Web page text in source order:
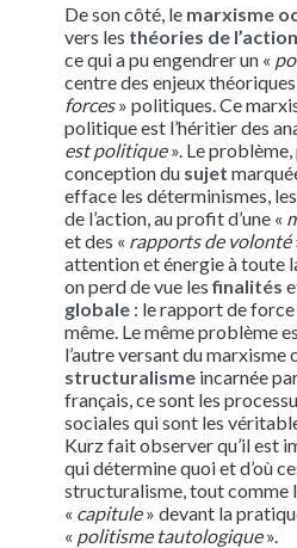
De son côté, le marxisme
vers les théories de l’action
ce qui a pu engendrer un «
centre des enjeux
forces» politiques. Ce
politique est l’héritier des
est politique». Le
conception du sujet
efface les déterminismes,
de l’action, au profit d’une «
et des « rapports de volonté
attention et énergie à toute
on perd de vue lesfinalités
globale: le rapport de
même. Le même problème
l’autre versant du marxisme
structuralisme incarnée
français, ce sont les
sociales qui sont les
Kurz fait observer qu’il est
qui détermine quoi et d’où
structuralisme, tout comme
« capitule» devant la
« politisme tautologique».